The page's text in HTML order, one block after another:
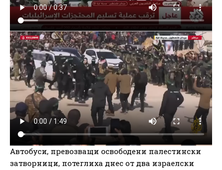
Автобуси, превозващи освободени палестински
затворници, потеглиха днес от два израелски